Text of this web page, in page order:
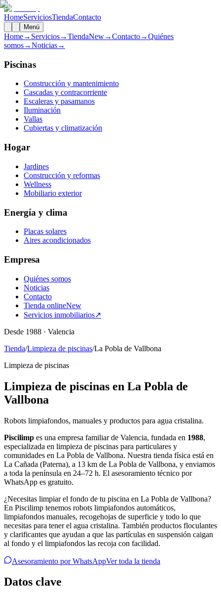
HomeServiciosTiendaContacto
Menú
Home→ Servicios→TiendaNew→Contacto→Quiénes
somos→Noticias→
Piscinas
Construcción y mantenimiento
Cascadas y contracorriente
Escaleras y pasamanos
Iluminación
Vallas
Cubiertas y climatización
Hogar
Jardines
Construcción y reformas
Wellness
Mobiliario exterior
Energía y clima
Placas solares
Aires acondicionados
Empresa
Quiénes somos
Noticias
Contacto
Tienda onlineNew
Servicios inmobiliarios↗
Desde 1988 · Valencia
Tienda/Limpieza de piscinas/La Pobla de Vallbona
Limpieza de piscinas
Limpieza de piscinas en La Pobla de
Vallbona
Robots limpiafondos, manuales y productos para agua cristalina.
Piscilimp es una empresa familiar de Valencia, fundada en 1988,
especializada en limpieza de piscinas para particulares y
comunidades en La Pobla de Vallbona. Nuestra tienda física está en
La Cañada (Paterna), a 13 km de La Pobla de Vallbona, y enviamos
a toda la península en 24–72 h. El asesoramiento técnico por
WhatsApp es gratuito.
¿Necesitas limpiar el fondo de tu piscina en La Pobla de Vallbona?
En Piscilimp tenemos robots limpiafondos automáticos,
limpiafondos manuales, recogehojas de superficie y todo lo que
necesitas para tener el agua cristalina. También productos floculantes
y clarificantes que ayudan a que las partículas en suspensión caigan
al fondo y el limpiafondos las recoja con facilidad.
Asesoramiento por WhatsAppVer toda la tienda
Datos clave